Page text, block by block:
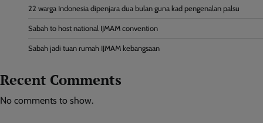
22 warga Indonesia dipenjara dua bulan guna kad pengenalan palsu
Sabah to host national IJMAM convention
Sabah jadi tuan rumah IJMAM kebangsaan
Recent Comments
No comments to show.